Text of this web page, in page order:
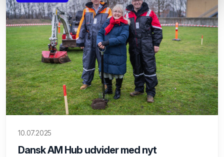
10.07.2025
Dansk AM Hub udvider med nyt